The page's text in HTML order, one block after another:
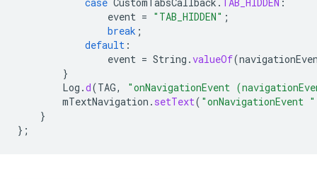
case CustomTabsCallback . TAB_HIDDEN :
event = "TAB_HIDDEN" ;
break ;
default :
event = String .valueOf(
}
Log .d(TAG,
"onNavigationEvent
mTextNavigation . setText( "onNavigationEvent "
}
};